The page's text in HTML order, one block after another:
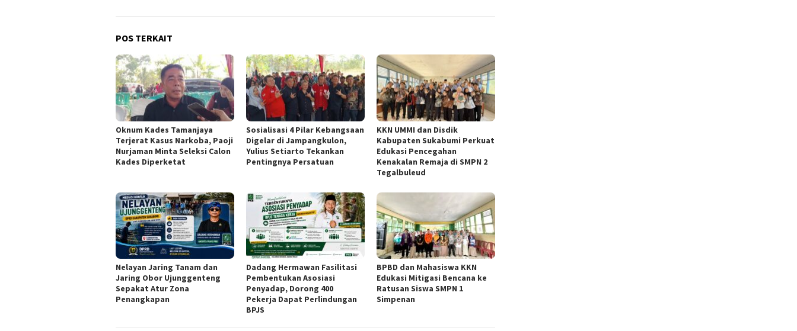
POS TERKAIT
Oknum Kades Tamanjaya
Terjerat Kasus Narkoba, Paoji
Nurjaman Minta Seleksi Calon
Kades Diperketat
Sosialisasi 4 Pilar Kebangsaan
Digelar di Jampangkulon,
Yulius Setiarto Tekankan
Pentingnya Persatuan
KKN UMMI dan Disdik
Kabupaten Sukabumi Perkuat
Edukasi Pencegahan
Kenakalan Remaja di SMPN 2
Tegalbuleud
Nelayan Jaring Tanam dan
Jaring Obor Ujunggenteng
Sepakat Atur Zona
Penangkapan
Dadang Hermawan Fasilitasi
Pembentukan Asosiasi
Penyadap, Dorong 400
Pekerja Dapat Perlindungan
BPJS
BPBD dan Mahasiswa KKN
Edukasi Mitigasi Bencana ke
Ratusan Siswa SMPN 1
Simpenan